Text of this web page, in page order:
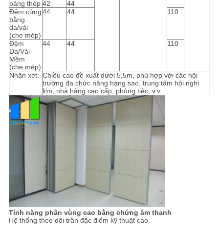
bảng thép 42
44
Đệm cứng
bằng
da/vải
(che mép)
44 44 110
Đệm
Da/Vải
Mềm
(che mép)
44 44 110
Nhận xét: Chiều cao đề xuất dưới 5,5m, phù hợp với các hội
trường đa chức năng hạng sao, trung tâm hội nghị
lớn, nhà hàng cao cấp, phòng tiệc, v.v.
Tính năng phân vùng cao bằng chứng âm thanh
Hệ thống theo dõi trần đặc điểm kỹ thuật cao.